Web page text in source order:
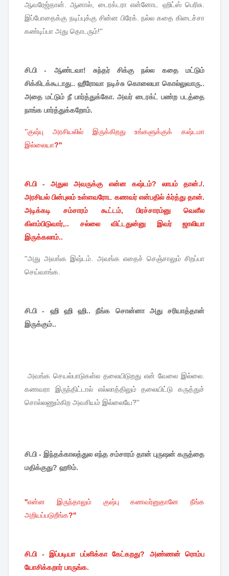
ஆவரேஜ்தான்.ஆனால், டைரக்டரா என்னோட ஹிட்ஸ் பெரிசு.
இப்போதைக்கு நடிப்புக்கு சின்ன பிரேக்.நல்ல கதை கிடைச்சா
கண்டிப்பா அது தொடரும்!''
சி.பி - ஆண்டவா! சுந்தர் சிக்கு நல்ல கதை மட்டும்
சிக்கிடக்கூடாது.. ஹீரோவா நடிச்சு கொலையா கொல்லுவாரு..
அதை மட்டும் நீ பார்த்துக்கோ. அவர் டைரக்ட் பண்ற படத்தை
நாங்க பார்த்துக்கறோம்.
''குஷ்பு அரசியலில் இருக்கிறது உங்களுக்குக்
கஷ்டமா
இல்லையா?''
சி.பி - அதுல அவருக்கு என்ன கஷ்டம்? லாபம் தான்./.
அரசியல் பின்புலம் உள்ளவரோட கணவர் என்பதில் க்ர்த்து தான்.
அடிக்கடி சம்சாரம் கூட்டம், பிரச்சாரம்னு வெளீல
கிளம்பிடுவார்,.. சல்லை விட்டதுன்னு இவர் ஜாலியா
இருக்கலாம்..
''அது அவங்க இஷ்டம். அவங்க எதைச் செஞ்சாலும் சிறப்பா
செய்வாங்க.
சி.பி - ஹி ஹி ஹி.. நீங்க சொன்னா அது சரியாத்தான்
இருக்கும்..
அவங்க செயல்பாடுகள்ல தலையிடுறது என் வேலை இல்லை.
கணவரா
இருந்திட்டால் எல்லாத்திலும் தலையிட்டு
கருத்துச்
சொல்லணும்கிற அவசியம் இல்லையே?''
சி.பி - இந்தக்காலத்துல எந்த சம்சாரம் தான் புருஷன் கருத்தை
மதிக்குது? ஹூம்.
''என்ன இருந்தாலும் குஷ்பு கணவர்னுதானே
நீங்க
அறியப்படுறீங்க?''
சி.பி - இப்படியா பப்ளிக்கா கேட்கறது? அண்ணன் ரொம்ப
யோசிக்கறார் பாருங்க.